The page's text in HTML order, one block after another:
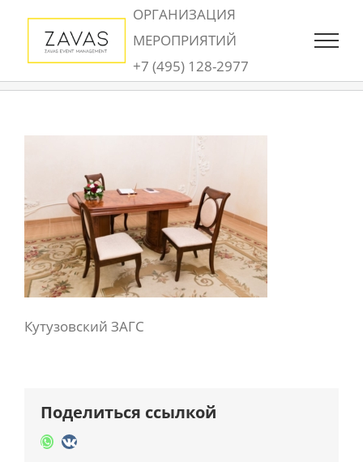
content
ОРГАНИЗАЦИЯ
МЕРОПРИЯТИЙ
+7 (495) 128-2977
Кутузовский ЗАГС
Поделиться ссылкой
Whatsapp
Vk